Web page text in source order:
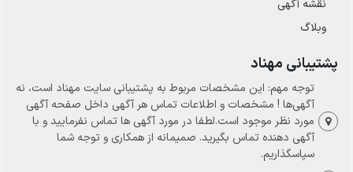
نقشه آگهی
وبلاگ
پشتیبانی مهناد
توجه مهم: این مشخصات مربوط به پشتیبانی سایت مهناد است، نه
آگهی‌ها ! مشخصات و اطلاعات تماس هر آگهی داخل صفحه آگهی
مورد نظر موجود است.لطفا در مورد آگهی ها تماس نفرمایید و با
آگهی دهنده تماس بگیرید. صمیمانه از همکاری و توجه شما
سپاسگذاریم.